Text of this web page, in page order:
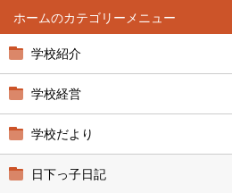
ホーム
学校紹介
学校経営
学校だより
日下っ子日記